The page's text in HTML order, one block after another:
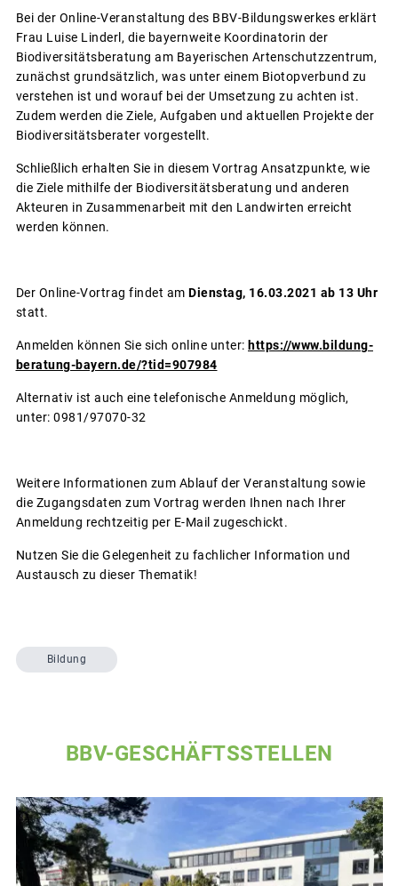
Bei der Online-Veranstaltung des BBV-Bildungswerkes erklärt
Frau Luise Linderl, die bayernweite Koordinatorin der
Biodiversitätsberatung am Bayerischen Artenschutzzentrum,
zunächst grundsätzlich, was unter einem Biotopverbund zu
verstehen ist und worauf bei der Umsetzung zu achten ist.
Zudem werden die Ziele, Aufgaben und aktuellen Projekte der
Biodiversitätsberater vorgestellt.
Schließlich erhalten Sie in diesem Vortrag Ansatzpunkte, wie
die Ziele mithilfe der Biodiversitätsberatung und anderen
Akteuren in Zusammenarbeit mit den Landwirten erreicht
werden können.
Der Online-Vortrag findet am Dienstag, 16.03.2021 ab 13 Uhr
statt.
Anmelden können Sie sich online unter: https://www.bildung-
beratung-bayern.de/?tid=907984
Alternativ ist auch eine telefonische Anmeldung möglich,
unter: 0981/97070-32
Weitere Informationen zum Ablauf der Veranstaltung sowie
die Zugangsdaten zum Vortrag werden Ihnen nach Ihrer
Anmeldung rechtzeitig per E-Mail zugeschickt.
Nutzen Sie die Gelegenheit zu fachlicher Information und
Austausch zu dieser Thematik!
Bildung
BBV-GESCHÄFTSSTELLEN